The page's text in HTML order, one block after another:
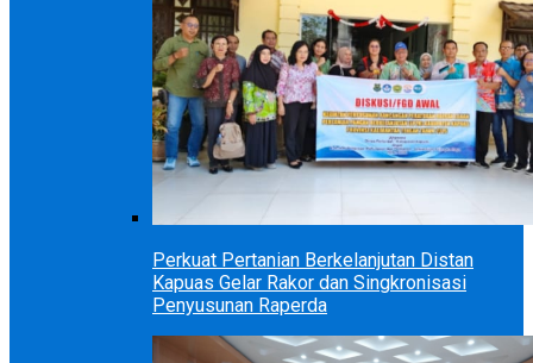
Perkuat Pertanian Berkelanjutan Distan
Kapuas Gelar Rakor dan Singkronisasi
Penyusunan Raperda